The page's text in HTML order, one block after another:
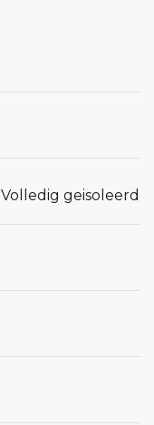
Volledig geisoleerd